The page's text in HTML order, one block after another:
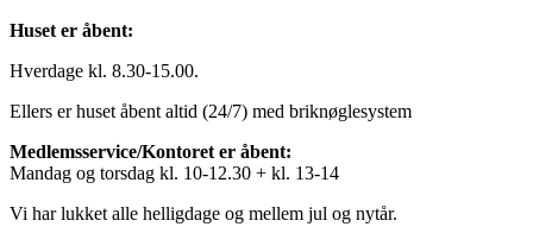
Huset er åbent:
Hverdage kl. 8.30-15.00.
Ellers er huset åbent altid (24/7) med briknøglesystem
Medlemsservice/Kontoret er åbent:
Mandag og torsdag kl. 10-12.30 + kl. 13-14
Vi har lukket alle helligdage og mellem jul og nytår.